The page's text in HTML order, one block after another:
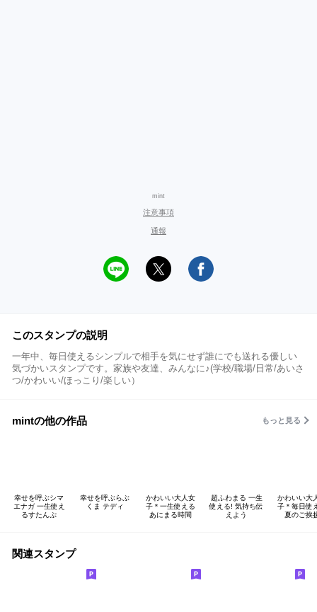
mint
注意事項
通報
このスタンプの説明
一年中、毎日使えるシンプルで相手を気にせず誰にでも送れる優しい
気づかいスタンプです。家族や友達、みんなに♪(学校/職場/日常/あいさ
つ/かわいい/ほっこり/楽しい）
mintの他の作品 もっと見る
幸せを呼ぶシマ
エナガ 一生使え
るすたんぷ
幸せを呼ぶらぶ
くま テディ
かわいい大人女
子＊一生使える
あにまる時間
超ふわまる 一生
使える! 気持ち伝
えよう
かわいい大
子＊毎日使
夏のご挨
関連スタンプ